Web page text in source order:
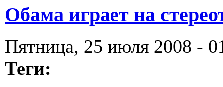
Обама играет на
Пятница, 25 июля 2008 -
Теги: